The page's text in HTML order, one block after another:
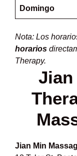
Domingo
Nota: Los
horarios
Therapy.
Jian
Jian Min